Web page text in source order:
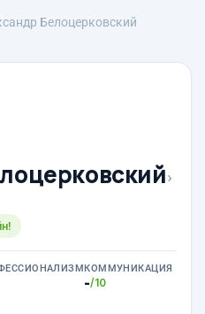
Белоцерковский
›
КОММУНИКАЦИЯ
-/10